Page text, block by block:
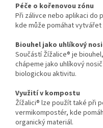
Péče o kořenovou zónu
Při zálivce nebo aplikaci do
kde může pomáhat
Biouhel jako uhlíkový
Součástí Žížalice® je
chápeme jako uhlíkový
biologickou aktivitu.
Využití v kompostu
Žížalici® lze použít také při
vermikompostér, kde
organický materiál.